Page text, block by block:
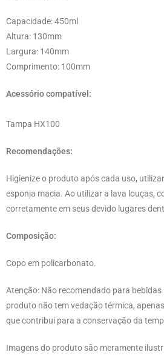
Capacidade: 450ml
Altura: 130mm
Largura: 140mm
Comprimento: 100mm
Acessório compatível:
Tampa HX100
Recomendações:
Higienize o produto após cada uso,
esponja macia. Ao utilizar a lava louças,
corretamente em seus devido lugares
Composição:
Copo em policarbonato.
Atenção: Não recomendado para
produto não tem vedação térmica,
que contribui para a conservação da
Imagens do produto são meramente